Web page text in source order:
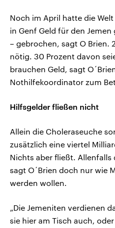
Noch im April hatte die
in Genf Geld für den
– gebrochen, sagt O Brien.
nötig. 30 Prozent davon
brauchen Geld, sagt
Nothilfekoordinator zum
Hilfsgelder fließen nicht
Allein die Choleraseuche
zusätzlich eine viertel
Nichts aber fließt. Allenfalls
sagt O´Brien doch nur wie
werden wollen.
„Die Jemeniten verdienen
sie hier am Tisch auch,